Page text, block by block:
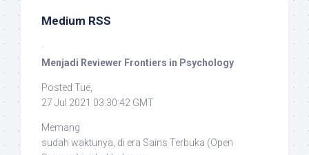
Medium RSS
·
Menjadi Reviewer Frontiers in Psychology
Posted:Tue,
27 Jul 2021 03:30:42 GMT
Memang
sudah waktunya, di era Sains Terbuka (Open